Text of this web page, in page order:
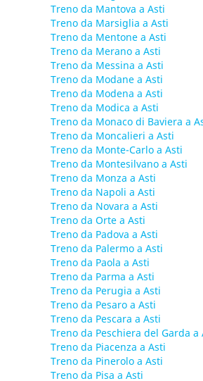
Treno da Mantova a Asti
Treno da Marsiglia a Asti
Treno da Mentone a Asti
Treno da Merano a Asti
Treno da Messina a Asti
Treno da Modane a Asti
Treno da Modena a Asti
Treno da Modica a Asti
Treno da Monaco di Baviera a
Treno da Moncalieri a Asti
Treno da Monte-Carlo a Asti
Treno da Montesilvano a Asti
Treno da Monza a Asti
Treno da Napoli a Asti
Treno da Novara a Asti
Treno da Orte a Asti
Treno da Padova a Asti
Treno da Palermo a Asti
Treno da Paola a Asti
Treno da Parma a Asti
Treno da Perugia a Asti
Treno da Pesaro a Asti
Treno da Pescara a Asti
Treno da Peschiera del Garda a
Treno da Piacenza a Asti
Treno da Pinerolo a Asti
Treno da Pisa a Asti